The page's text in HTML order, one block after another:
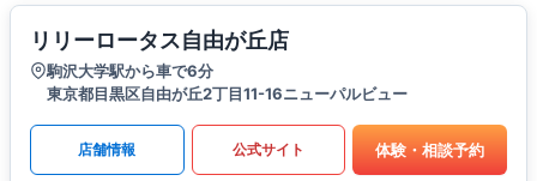
リリーロータス自由が丘店
駒沢大学駅から車で6分
東京都目黒区自由が丘2丁目11-16ニューパルビュー
店舗情報 公式サイト 体験・相談予約